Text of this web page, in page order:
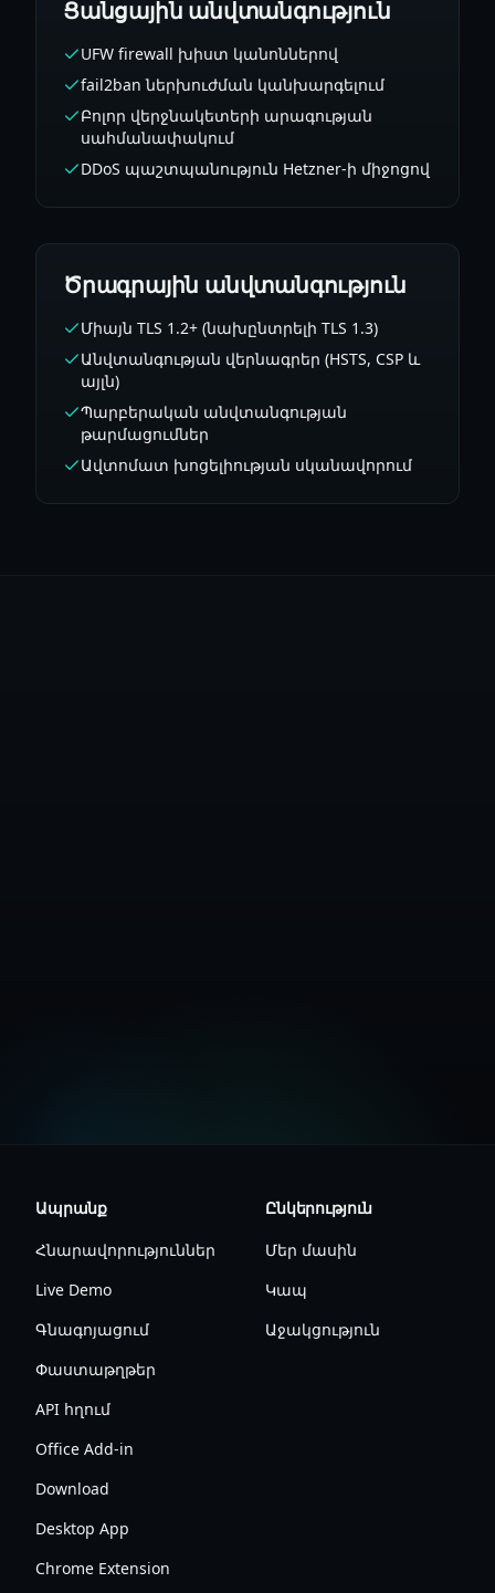
Ցանցային անվտանգություն
UFW firewall խիստ կանոններով
fail2ban ներխուժման կանխարգելում
Բոլոր վերջնակետերի արագության
սահմանափակում
DDoS պաշտպանություն Hetzner-ի միջոցով
Ծրագրային անվտանգություն
Միայն TLS 1.2+ (նախընտրելի TLS 1.3)
Անվտանգության վերնագրեր (HSTS, CSP և
այլն)
Պարբերական անվտանգության
թարմացումներ
Ավտոմատ խոցելիության սկանավորում
Ապրանք
Հնարավորություններ
Live Demo
Գնագոյացում
Փաստաթղթեր
API հղում
Office Add-in
Download
Desktop App
Chrome Extension
Ընկերություն
Մեր մասին
Կապ
Աջակցություն